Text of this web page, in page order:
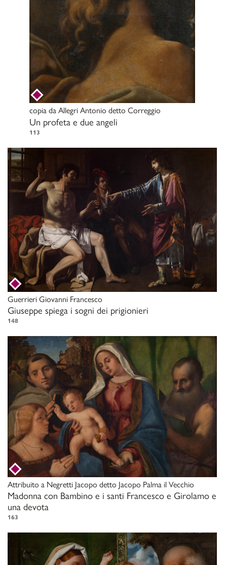
copia da Allegri Antonio detto Correggio
Un profeta e due angeli
113
Guerrieri Giovanni Francesco
Giuseppe spiega i sogni dei prigionieri
148
Attribuito a Negretti Jacopo detto Jacopo Palma il Vecchio
Madonna con Bambino e i santi Francesco e Girolamo e
una devota
163